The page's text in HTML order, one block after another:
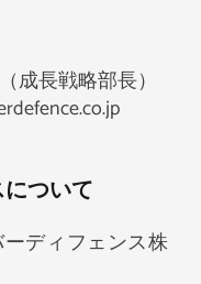
成長戦略部長）
ついて
ディフェンス株